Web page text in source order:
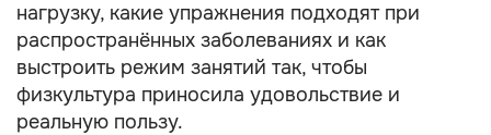
нагрузку, какие упражнения подходят при
распространённых заболеваниях и как
выстроить режим занятий так, чтобы
физкультура приносила удовольствие и
реальную пользу.